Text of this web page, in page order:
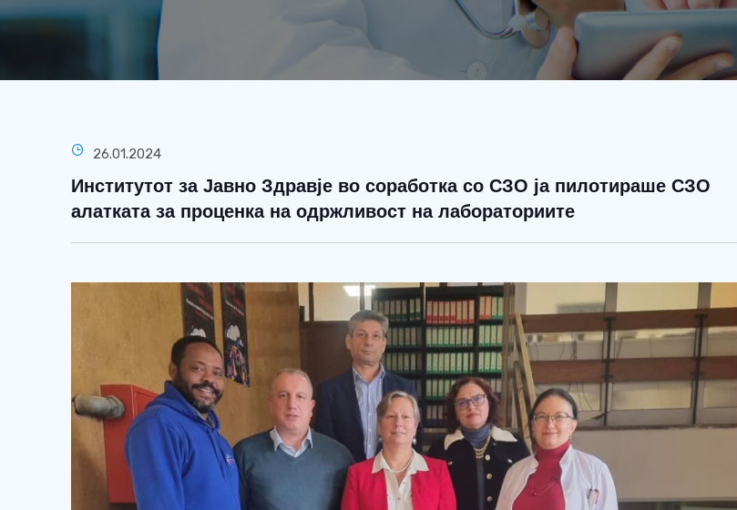
26.01.2024
Институтот за Јавно Здравје во соработка со СЗО ја пилотираше СЗО
алатката за проценка на одржливост на лабораториите